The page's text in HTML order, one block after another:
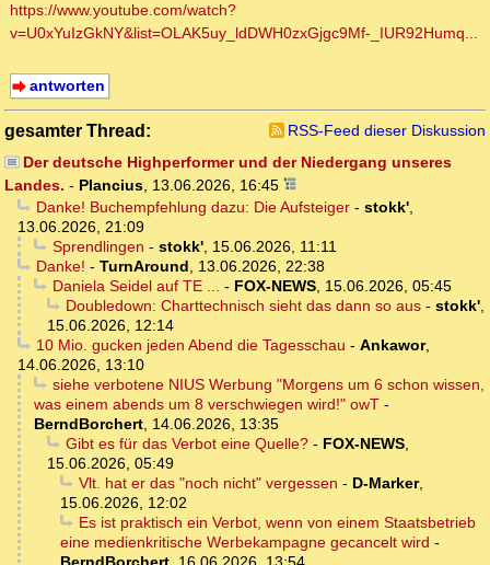
https://www.youtube.com/watch?
v=U0xYuIzGkNY&list=OLAK5uy_ldDWH0zxGjgc9Mf-_IUR92Humq...
antworten
gesamter Thread:
RSS-Feed dieser Diskussion
Der deutsche Highperformer und der Niedergang unseres
Landes. - Plancius, 13.06.2026, 16:45
Danke! Buchempfehlung dazu: Die Aufsteiger- stokk',
13.06.2026, 21:09
Sprendlingen - stokk', 15.06.2026, 11:11
Danke! - TurnAround, 13.06.2026, 22:38
Daniela Seidel auf TE ... - FOX-NEWS, 15.06.2026, 05:45
Doubledown: Charttechnisch sieht das dann so aus- stokk',
15.06.2026, 12:14
10 Mio. gucken jeden Abend die Tagesschau - Ankawor,
14.06.2026, 13:10
siehe verbotene NIUS Werbung "Morgens um 6 schon wissen,
was einem abends um 8 verschwiegen wird!" owT -
BerndBorchert, 14.06.2026, 13:35
Gibt es für das Verbot eine Quelle?- FOX-NEWS,
15.06.2026, 05:49
Vlt. hat er das "noch nicht" vergessen - D-Marker,
15.06.2026, 12:02
Es ist praktisch ein Verbot, wenn von einem Staatsbetrieb
eine medienkritische Werbekampagne gecancelt wird -